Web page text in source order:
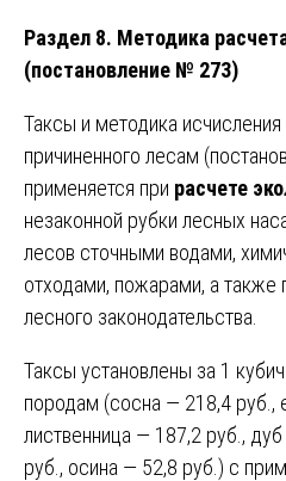
Раздел 8. Методика
(постановление № 273)
Таксы и методика
причиненного лесам
применяется при расчете
незаконной рубки лесных
лесов сточными водами,
отходами, пожарами, а также
лесного законодательства.
Таксы установлены за 1
породам (сосна — 218,4 руб.,
лиственница — 187,2 руб.,
руб., осина — 52,8 руб.) с